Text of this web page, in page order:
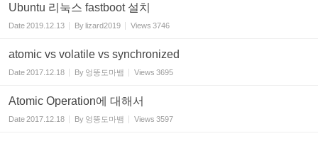
Ubuntu 리눅스 fastboot 설치
Date2019.12.13 Bylizard2019 Views 3746
atomic vs volatile vs synchronized
Date2017.12.18 By 엉뚱도마뱀 Views 3695
Atomic Operation에 대해서
Date2017.12.18 By 엉뚱도마뱀 Views 3597